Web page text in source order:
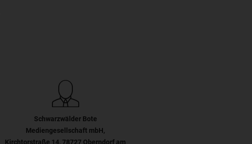
Schwarzwälder Bote
Mediengesellschaft mbH,
Kirchtorstraße 14, 78727 Oberndorf am